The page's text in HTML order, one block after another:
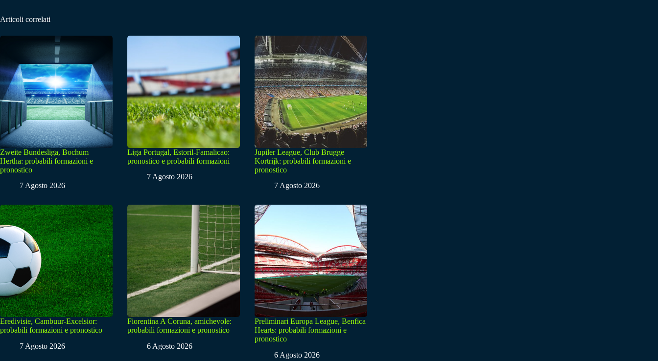
Articoli correlati
Zweite Bundesliga, Bochum
Hertha: probabili formazioni e
pronostico
7 Agosto 2026
Liga Portugal, Estoril-Famalicao:
pronostico e probabili formazioni
7 Agosto 2026
Jupiler League, Club Brugge
Kortrijk: probabili formazioni e
pronostico
7 Agosto 2026
Eredivisie, Cambuur-Excelsior:
probabili formazioni e pronostico
7 Agosto 2026
Fiorentina A Coruna, amichevole:
probabili formazioni e pronostico
6 Agosto 2026
Preliminari Europa League, Benfica
Hearts: probabili formazioni e
pronostico
6 Agosto 2026